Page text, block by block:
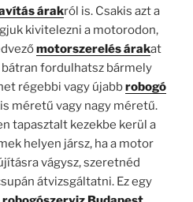
árakról is. Csakis azt a
kivitelezni a motorodon,
motorszerelés árakat
fordulhatsz bármely
régebbi vagy újabbrobogó
méretű vagy nagy méretű.
tapasztalt kezekbe kerül a
helyen jársz, ha a motor
vágysz, szeretnéd
átvizsgáltatni. Ez egy